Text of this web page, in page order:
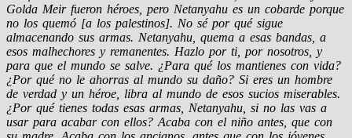
Golda Meir fueron héroes, pero Netanyahu es un cobarde porque
no los quemó [a los palestinos]. No sé por qué sigue
almacenando sus armas. Netanyahu, quema a esas bandas, a
esos malhechores y remanentes. Hazlo por ti, por nosotros, y
para que el mundo se salve. ¿Para qué los mantienes con vida?
¿Por qué no le ahorras al mundo su daño? Si eres un hombre
de verdad y un héroe, libra al mundo de esos sucios miserables.
¿Por qué tienes todas esas armas, Netanyahu, si no las vas a
usar para acabar con ellos? Acaba con el niño antes, que con